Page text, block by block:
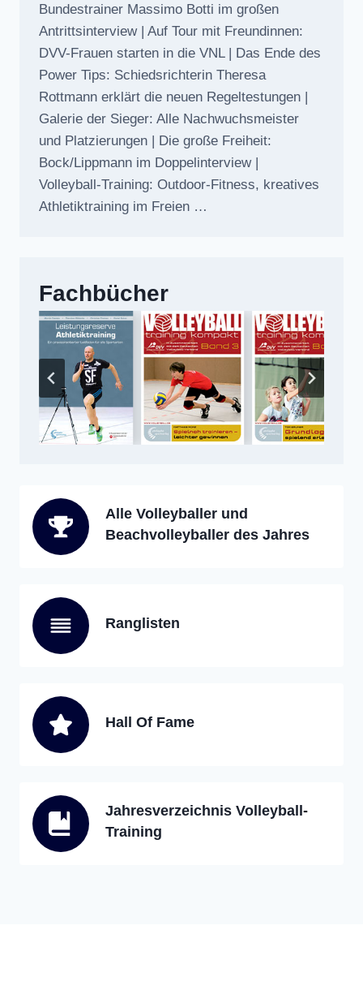
Bundestrainer Massimo Botti im großen
Antrittsinterview | Auf Tour mit Freundinnen:
DVV-Frauen starten in die VNL | Das Ende des
Power Tips: Schiedsrichterin Theresa
Rottmann erklärt die neuen Regeltestungen |
Galerie der Sieger: Alle Nachwuchsmeister
und Platzierungen | Die große Freiheit:
Bock/Lippmann im Doppelinterview |
Volleyball-Training: Outdoor-Fitness, kreatives
Athletiktraining im Freien …
Fachbücher
Alle Volleyballer und
Beachvolleyballer des Jahres
Ranglisten
Hall Of Fame
Jahresverzeichnis Volleyball-
Training